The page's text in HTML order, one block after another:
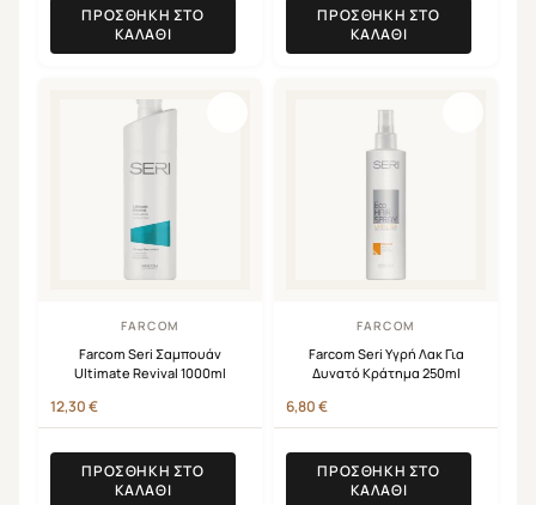
ΠΡΟΣΘΉΚΗ ΣΤΟ
ΚΑΛΆΘΙ
ΠΡΟΣΘΉΚΗ ΣΤΟ
ΚΑΛΆΘΙ
FARCOM
Farcom Seri Σαμπουάν
Ultimate Revival 1000ml
12,30€
ΠΡΟΣΘΉΚΗ ΣΤΟ
ΚΑΛΆΘΙ
FARCOM
Farcom Seri Υγρή Λακ Για
Δυνατό Κράτημα 250ml
6,80€
ΠΡΟΣΘΉΚΗ ΣΤΟ
ΚΑΛΆΘΙ